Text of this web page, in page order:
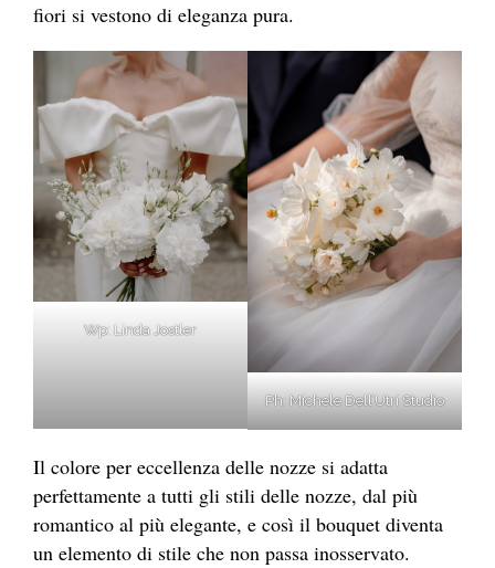
fiori si vestono di eleganza pura.
Wp: Linda Jostler
Ph: Michele Dell’Utri Studio
Il colore per eccellenza delle nozze si adatta
perfettamente a tutti gli stili delle nozze, dal più
romantico al più elegante, e così il bouquet diventa
un elemento di stile che non passa inosservato.